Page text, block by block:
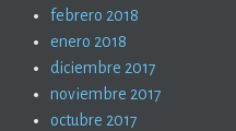
febrero 2018
enero 2018
diciembre 2017
noviembre 2017
octubre 2017